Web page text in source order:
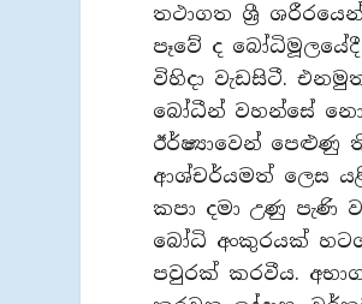
තථාගත ශ්‍රී
පෑවේ ද
විහිදා වැඩසිටී.
බෝධීන් වහන්සේ
ඊර්ෂ්‍යාවෙන්
ආශ්චර්යමත් ලෙස
කපා දමා උණු පැණි
බෝධි අංකුරයක්
පවුරක් කරවීය.